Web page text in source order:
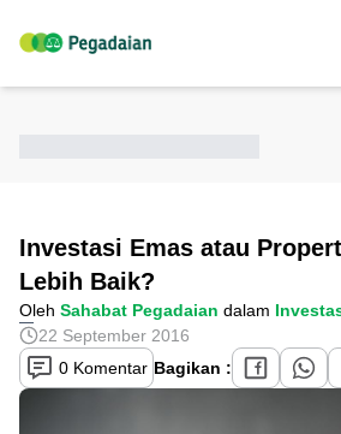
Investasi Emas atau
Lebih Baik?
Oleh Sahabat Pegadaian dalam
22 September 2016
0 Komentar Bagikan :